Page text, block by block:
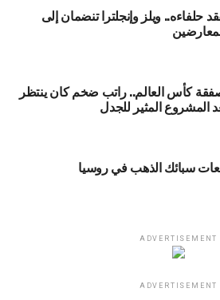
حلفاءه.. ويلز وإنجلترا تنضمان إلى
كأس العالم.. راتب ضخم كان ينتظر
المشروع المثير للجدل
سبائك الذهب في روسيا
ADVERTISEMENT
ADVERTISEMENT